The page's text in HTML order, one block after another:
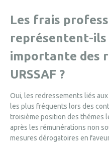
Les frais
représentent-
importante des
URSSAF ?
Oui, les redressements liés
les plus fréquents lors des
troisième position des thémes
après les rémunérations non
mesures dérogatoires en